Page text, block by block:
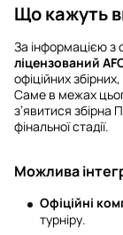
Що кажуть
За інформацією з
ліцензований
офіційних
Саме в межах
з’явитися збірна
фінальної стадії.
Можлива
Офіційні
турніру.